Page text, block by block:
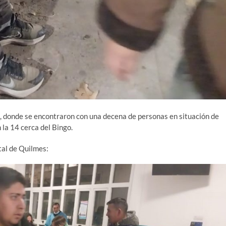
se encontraron con una decena de personas en situación de
la 14 cerca del Bingo.
de Quilmes: